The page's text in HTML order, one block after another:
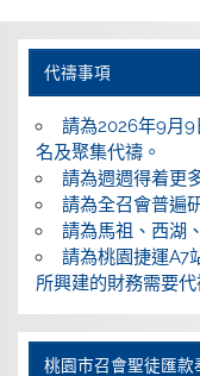
代禱事項
請為2026年9月9
名及聚集代禱。
請為週週得着更
請為全召會普遍
請為馬祖、西湖
請為桃園捷運A7
所興建的財務需要
桃園巿召會聖徒匯款